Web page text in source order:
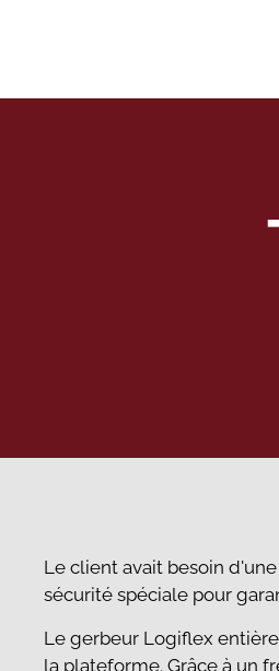
Le client avait besoin
sécurité spéciale pour
Le gerbeur Logiflex
la plateforme. Grâce à un